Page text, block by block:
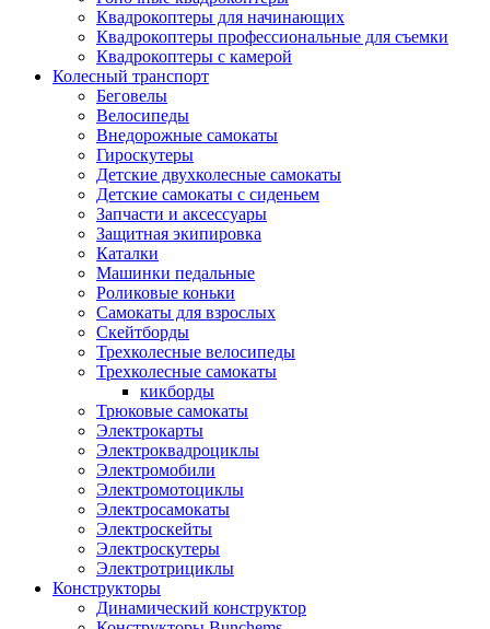
Квадрокоптеры для начинающих
Квадрокоптеры профессиональные для съемки
Квадрокоптеры с камерой
Колесный транспорт
Беговелы
Велосипеды
Внедорожные самокаты
Гироскутеры
Детские двухколесные самокаты
Детские самокаты с сиденьем
Запчасти и аксессуары
Защитная экипировка
Каталки
Машинки педальные
Роликовые коньки
Самокаты для взрослых
Скейтборды
Трехколесные велосипеды
Трехколесные самокаты
кикборды
Трюковые самокаты
Электрокарты
Электроквадроциклы
Электромобили
Электромотоциклы
Электросамокаты
Электроскейты
Электроскутеры
Электротрициклы
Конструкторы
Динамический конструктор